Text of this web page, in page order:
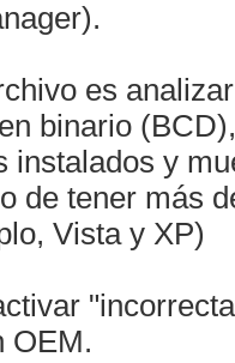
es
binario
instalados y
de tener más
Vista y XP)
OEM.